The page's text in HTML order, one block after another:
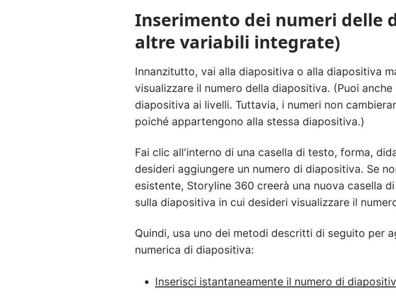
Inserimento dei numeri delle
altre variabili integrate)
Innanzitutto, vai alla diapositiva o alla diapositiva
visualizzare il numero della diapositiva. (Puoi
diapositiva ai livelli. Tuttavia, i numeri non
poiché appartengono alla stessa diapositiva.)
Fai clic all'interno di una casella di testo, forma,
desideri aggiungere un numero di diapositiva. Se
esistente, Storyline 360 creerà una nuova casella
sulla diapositiva in cui desideri visualizzare il
Quindi, usa uno dei metodi descritti di seguito per
numerica di diapositiva:
Inserisci istantaneamente il numero di